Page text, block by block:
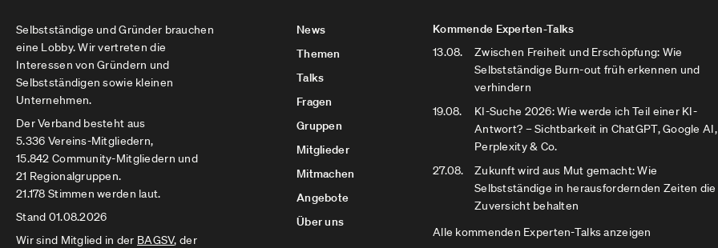
Selbstständige und Gründer brauchen
eine Lobby. Wir vertreten die
Interessen von Gründern und
Selbstständigen sowie kleinen
Unternehmen.
Der Verband besteht aus
5.336 Vereins-Mitgliedern,
15.842 Community-Mitgliedern und
21 Regionalgruppen.
21.178 Stimmen werden laut.
Stand 01.08.2026
Wir sind Mitglied in der BAGSV, der
News
Themen
Talks
Fragen
Gruppen
Mitglieder
Mitmachen
Angebote
Über uns
Kommende Experten-Talks
13.08.
Zwischen Freiheit und Erschöpfung: Wie
Selbstständige Burn-out früh erkennen und
verhindern
19.08.
KI-Suche 2026: Wie werde ich Teil einer KI-
Antwort? – Sichtbarkeit in ChatGPT, Google AI,
Perplexity & Co.
27.08.
Zukunft wird aus Mut gemacht: Wie
Selbstständige in herausfordernden Zeiten die
Zuversicht behalten
Alle kommenden Experten-Talks anzeigen